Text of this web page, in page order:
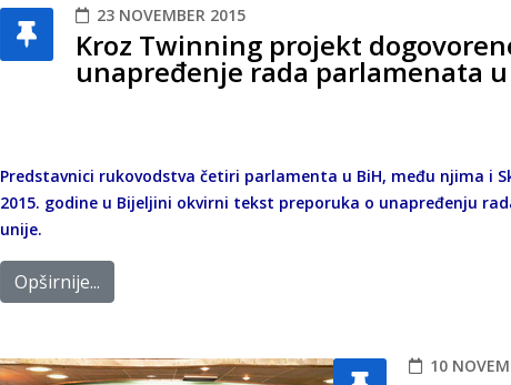
23 NOVEMBER 2015
Kroz Twinning projekt
unapređenje rada parlamenata u
Predstavnici rukovodstva četiri parlamenta u BiH, među njima i
2015. godine u Bijeljini okvirni tekst preporuka o unapređenju
unije.
Opširnije...
10